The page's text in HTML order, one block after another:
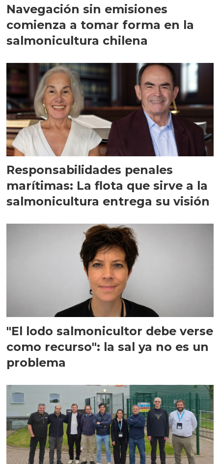
Navegación sin emisiones
comienza a tomar forma en la
salmonicultura chilena
Responsabilidades penales
marítimas: La flota que sirve a la
salmonicultura entrega su visión
"El lodo salmonicultor debe verse
como recurso": la sal ya no es un
problema